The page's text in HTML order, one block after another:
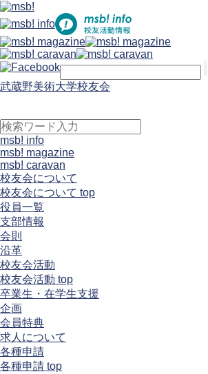
武蔵野美術大学校友会
msb! info
msb! magazine
msb! caravan
校友会について
校友会について top
役員一覧
支部情報
会則
沿革
校友会活動
校友会活動 top
卒業生・在学生支援
企画
会員特典
求人について
各種申請
各種申請 top